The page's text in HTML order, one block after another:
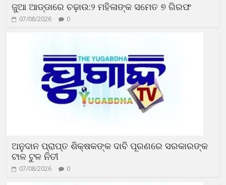
ଜୁଆ ଆଡ୍ଡାରେ ଚଢ଼ାଉ:୨ ମହିଳାଙ୍କ ସମେତ ୭ ଗିରଫ
07/08/2026 0
ଅନୁଦାନ ପ୍ରାପ୍ତ ଶିକ୍ଷକଙ୍କ ଦାବି ପୂରଣରେ ସରକାରଙ୍କ
ଟାଳ ଟୁଳ ନିତୀ
07/08/2026 0